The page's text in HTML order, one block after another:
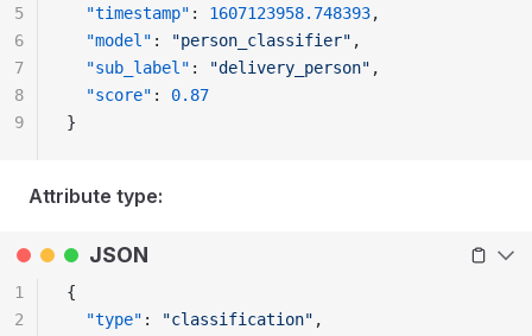
  "timestamp"
: 1607123958.748393,
  "model"
: "person_classifier" ,
  "sub_label"
: "delivery_person" ,
  "score"
: 0.87
}
5
6
7
8
9
Attribute type:
JSON
{
  "type"
: "classification" ,
1
2